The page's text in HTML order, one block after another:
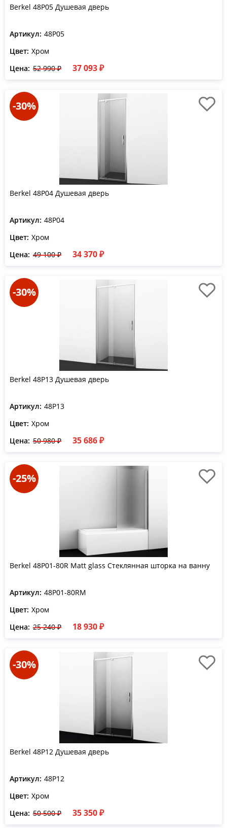
Berkel 48P05 Душевая дверь
Артикул: 48P05
Цвет: Хром
Цена: 52 990 ₽ 37 093 ₽
-30%
Berkel 48P04 Душевая дверь
Артикул: 48P04
Цвет: Хром
Цена: 49 100 ₽ 34 370 ₽
-30%
Berkel 48P13 Душевая дверь
Артикул: 48P13
Цвет: Хром
Цена: 50 980 ₽ 35 686 ₽
-25%
Berkel 48P01-80R Matt glass Стеклянная шторка на ванну
Артикул: 48P01-80RM
Цвет: Хром
Цена: 25 240 ₽ 18 930 ₽
-30%
Berkel 48P12 Душевая дверь
Артикул: 48P12
Цвет: Хром
Цена: 50 500 ₽ 35 350 ₽